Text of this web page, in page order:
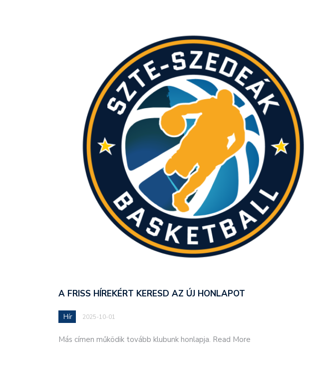
A FRISS HÍREKÉRT KERESD AZ ÚJ HONLAPOT
Hír 2025-10-01
Más címen működik tovább klubunk honlapja. Read More